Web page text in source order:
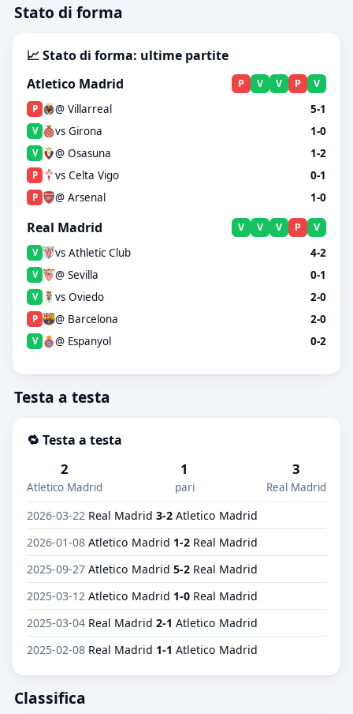
Stato di forma
📈 Stato di forma: ultime partite
Atletico Madrid
P V V P V
P @ Villarreal 5-1
V vs Girona 1-0
V @ Osasuna 1-2
P vs Celta Vigo 0-1
P @ Arsenal 1-0
Real Madrid V V V P V
V vs Athletic Club 4-2
V @ Sevilla 0-1
V vs Oviedo 2-0
P @ Barcelona 2-0
V @ Espanyol 0-2
Testa a testa
🔁 Testa a testa
2
Atletico Madrid
1
pari
3
Real Madrid
2026-03-22 Real Madrid 3-2 Atletico Madrid
2026-01-08 Atletico Madrid 1-2 Real Madrid
2025-09-27 Atletico Madrid 5-2 Real Madrid
2025-03-12 Atletico Madrid 1-0 Real Madrid
2025-03-04 Real Madrid 2-1 Atletico Madrid
2025-02-08 Real Madrid 1-1 Atletico Madrid
Classifica